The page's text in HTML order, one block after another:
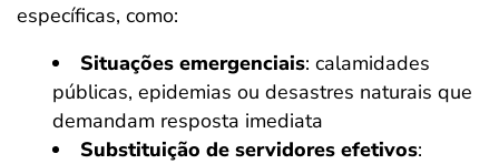
específicas, como:
Situações emergenciais: calamidades
públicas, epidemias ou desastres naturais que
demandam resposta imediata
Substituição de servidores efetivos: